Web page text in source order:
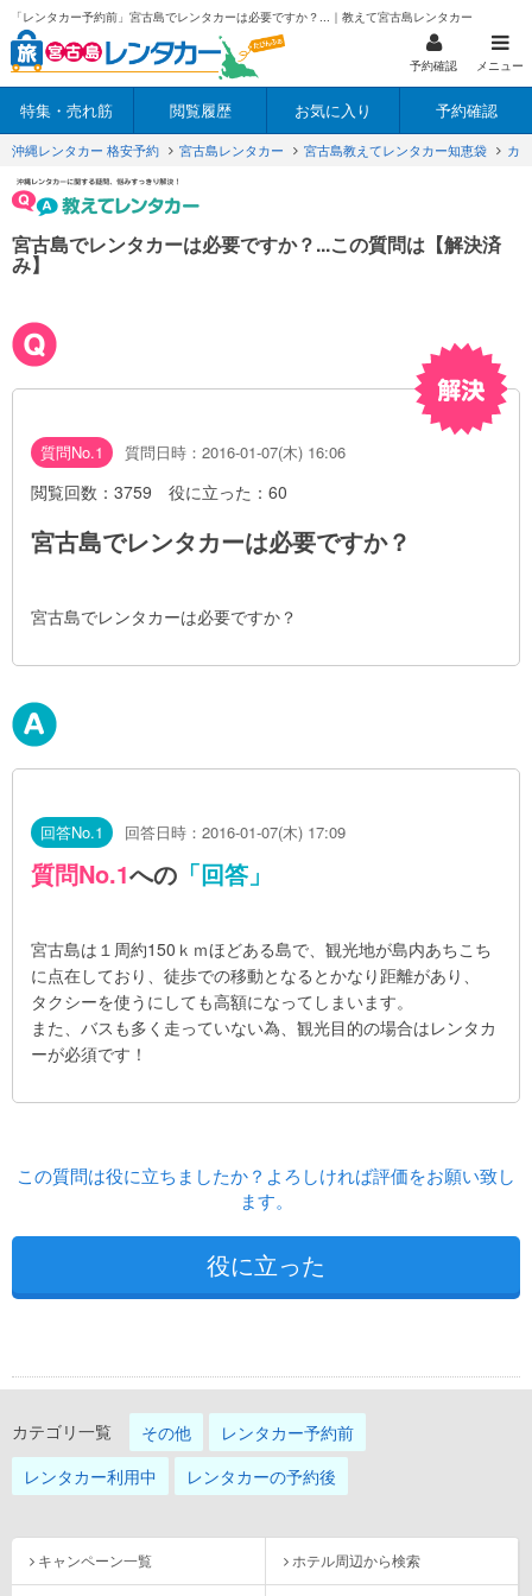
「レンタカー予約前」宮古島でレンタカーは必要ですか？...｜教えて宮古島レンタカー
予約確認 メニュー
特集・売れ筋 閲覧履歴 お気に入り 予約確認
沖縄レンタカー 格安予約 宮古島レンタカー 宮古島教えてレンタカー知恵袋 カ
宮古島でレンタカーは必要ですか？...この質問は【解決済
み】
質問No.1 質問日時：2016-01-07(木) 16:06
閲覧回数： 3759 役に立った： 60
宮古島でレンタカーは必要ですか？
宮古島でレンタカーは必要ですか？
回答No.1 回答日時：2016-01-07(木) 17:09
質問No.1への 「回答」
宮古島は１周約150ｋｍほどある島で、観光地が島内あちこち
に点在しており、徒歩での移動となるとかなり距離があり、
タクシーを使うにしても高額になってしまいます。
また、バスも多く走っていない為、観光目的の場合はレンタカ
ーが必須です！
この質問は役に立ちましたか？よろしければ評価をお願い致し
ます。
カテゴリ一覧 その他
レンタカー予約前
レンタカー利用中
レンタカーの予約後
キャンペーン一覧 ホテル周辺から検索